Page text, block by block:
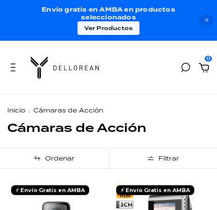
×
Envío gratis en AMBA en productos
seleccionados
Ver Productos
0
Inicio . Cámaras de Acción
Cámaras de Acción
Ordenar Filtrar
⚡ Envío Gratis en AMBA ⚡ Envío Gratis en AMBA